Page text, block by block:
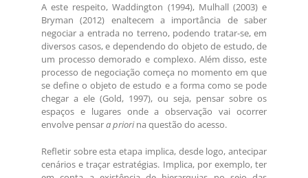
A este respeito, Waddington (1994), Mulhall (2003) e
Bryman (2012) enaltecem a importância de saber
negociar a entrada no terreno, podendo tratar-se, em
diversos casos, e dependendo do objeto de estudo, de
um processo demorado e complexo. Além disso, este
processo de negociação começa no momento em que
se define o objeto de estudo e a forma como se pode
chegar a ele (Gold, 1997), ou seja, pensar sobre os
espaços e lugares onde a observação vai ocorrer
envolve pensara priorina questão do acesso.
Refletir sobre esta etapa implica, desde logo, antecipar
cenários e traçar estratégias. Implica, por exemplo, ter